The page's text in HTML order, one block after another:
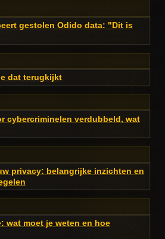
gestolen Odido data: "Dit is
dat terugkijkt
cybercriminelen verdubbeld, wat
privacy: belangrijke inzichten en
wat moet je weten en hoe